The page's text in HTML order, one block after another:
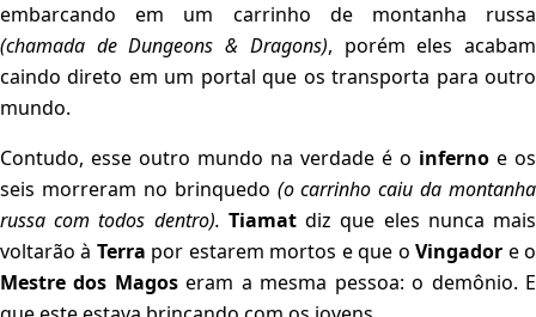
embarcando em um carrinho de montanha russa
(chamada de Dungeons & Dragons), porém eles acabam
caindo direto em um portal que os transporta para outro
mundo.
Contudo, esse outro mundo na verdade é o inferno e os
seis morreram no brinquedo (o carrinho caiu da montanha
russa com todos dentro). Tiamatdiz que eles nunca mais
voltarão à Terra por estarem mortos e que oVingador e o
Mestre dos Magoseram a mesma pessoa: o demônio. E